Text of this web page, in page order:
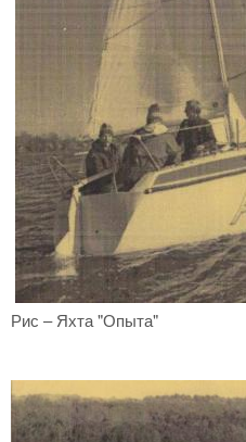
Рис – Яхта "Опыта"